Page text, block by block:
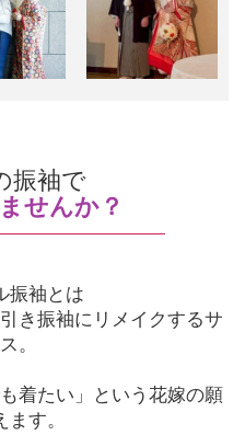
振袖で
せんか？
振袖とは
き振袖にリメイクするサ
。
着たい」という花嫁の願
す。